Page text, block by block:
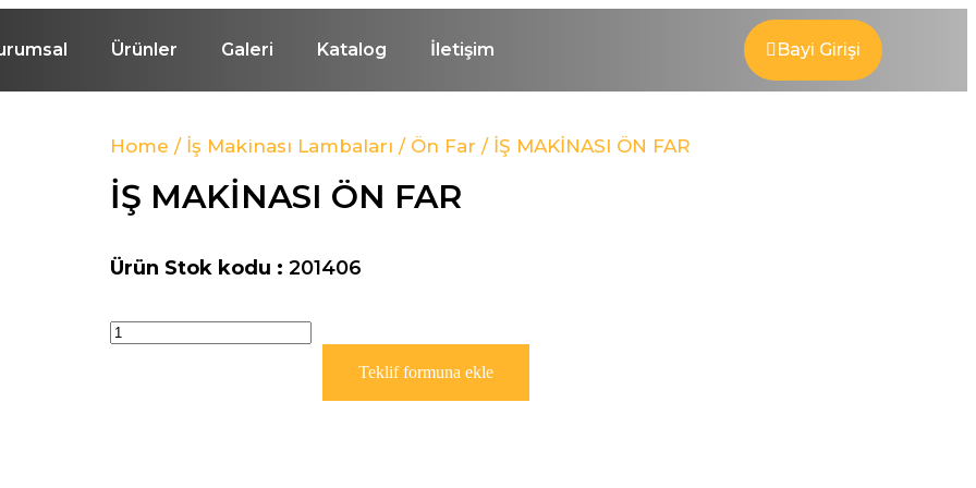
Ürünler Galeri Katalog İletişim Bayi Girişi
Home / İş Makinası Lambaları / Ön Far / İŞ MAKİNASI ÖN FAR
İŞ MAKİNASI ÖN FAR
Ürün Stok kodu :201406
Teklif formuna ekle